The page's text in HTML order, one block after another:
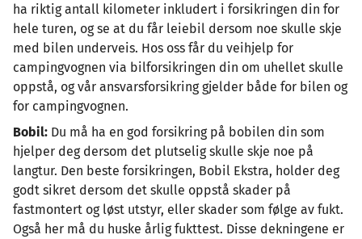
ha riktig antall kilometer inkludert i forsikringen din for
hele turen, og se at du får leiebil dersom noe skulle skje
med bilen underveis. Hos oss får du veihjelp for
campingvognen via bilforsikringen din om uhellet skulle
oppstå, og vår ansvarsforsikring gjelder både for bilen og
for campingvognen.
Bobil: Du må ha en god forsikring på bobilen din som
hjelper deg dersom det plutselig skulle skje noe på
langtur. Den beste forsikringen, Bobil Ekstra, holder deg
godt sikret dersom det skulle oppstå skader på
fastmontert og løst utstyr, eller skader som følge av fukt.
Også her må du huske årlig fukttest. Disse dekningene er